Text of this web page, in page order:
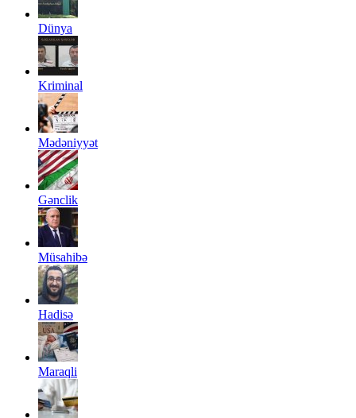
Dünya
Kriminal
Mədəniyyət
Gənclik
Müsahibə
Hadisə
Maraqli